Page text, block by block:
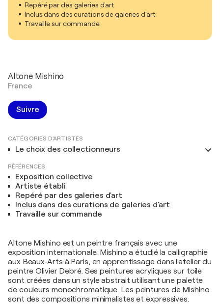
Repéré par des galeries d'art
Inclus dans des curations de galeries d'art
Travaille sur commande
Altone Mishino
France
Suivre
CATÉGORIES D'ARTISTES
Le choix des collectionneurs
RÉFÉRENCES
Exposition collective
Artiste établi
Repéré par des galeries d'art
Inclus dans des curations de galeries d'art
Travaille sur commande
Altone Mishino est un peintre français avec une
exposition internationale. Mishino a étudié la calligraphie
aux Beaux-Arts à Paris, en apprentissage dans l'atelier du
peintre Olivier Debré. Ses peintures acryliques sur toile
sont créées dans un style abstrait utilisant une palette
de couleurs monochromatique. Les peintures de Mishino
sont des compositions minimalistes et expressives.